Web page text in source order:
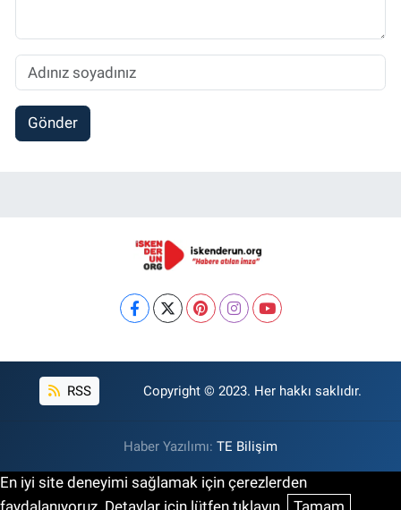
Gönder
RSS Copyright © 2023. Her hakkı saklıdır.
Haber Yazılımı: TE Bilişim
En iyi site deneyimi sağlamak için çerezlerden